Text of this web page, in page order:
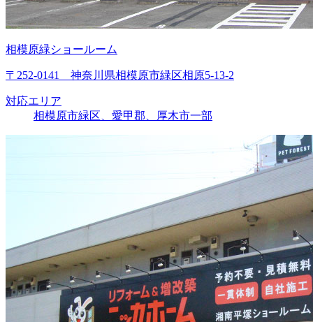
相模原緑ショールーム
〒252-0141 神奈川県相模原市緑区相原5-13-2
対応エリア
相模原市緑区、愛甲郡、厚木市一部